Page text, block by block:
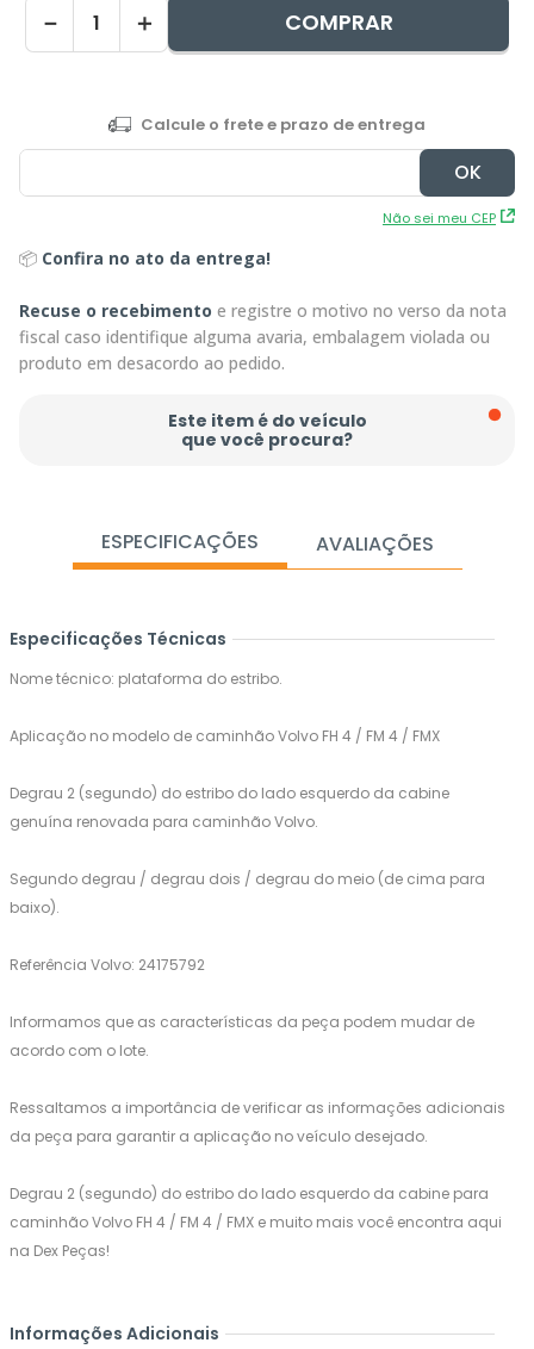
＋
－ COMPRAR
Não sei meu CEP
📦 Confira no ato da entrega!
Recuse o recebimento e registre o motivo no verso da nota
fiscal caso identifique alguma avaria, embalagem violada ou
produto em desacordo ao pedido.
Este item é do veículo
que você procura?
ESPECIFICAÇÕES AVALIAÇÕES
Especificações Técnicas
Nome técnico: plataforma do estribo.
Aplicação no modelo de caminhão Volvo FH 4 / FM 4 / FMX
Degrau 2 (segundo) do estribo do lado esquerdo da cabine
genuína renovada para caminhão Volvo.
Segundo degrau / degrau dois / degrau do meio (de cima para
baixo).
Referência Volvo: 24175792
Informamos que as características da peça podem mudar de
acordo com o lote.
Ressaltamos a importância de verificar as informações adicionais
da peça para garantir a aplicação no veículo desejado.
Degrau 2 (segundo) do estribo do lado esquerdo da cabine para
caminhão Volvo FH 4 / FM 4 / FMX e muito mais você encontra aqui
na Dex Peças!
Informações Adicionais